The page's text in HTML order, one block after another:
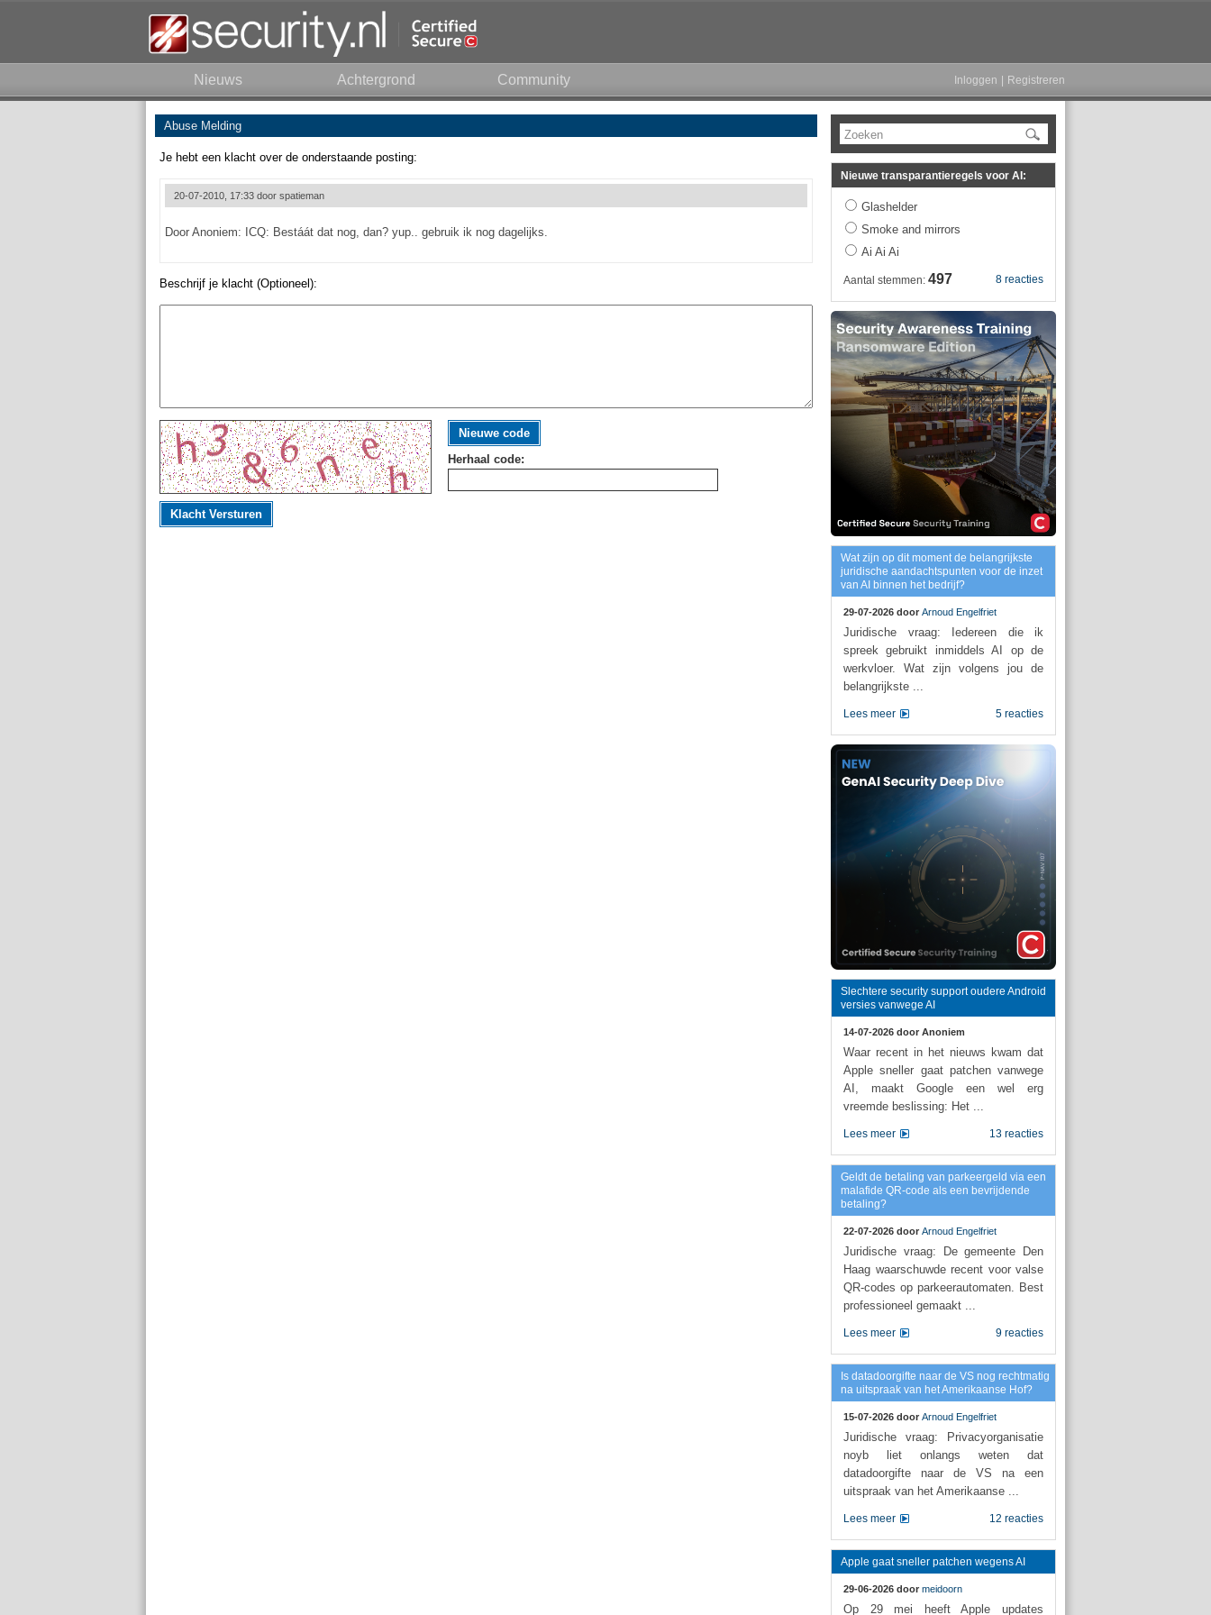
Nieuws Achtergrond Community Inloggen Registreren
Abuse Melding
Je hebt een klacht over de onderstaande posting:
20-07-2010, 17:33 door spatieman
Door Anoniem: ICQ: Bestáát dat nog, dan? yup.. gebruik ik nog dagelijks.
Beschrijf je klacht (Optioneel):
Nieuwe code
Herhaal code:
Klacht Versturen
Zoeken
Nieuwe transparantieregels voor AI:
Glashelder
Smoke and mirrors
Ai Ai Ai
8 reacties
Aantal stemmen: 497
Wat zijn op dit moment de belangrijkste
juridische aandachtspunten voor de inzet
van AI binnen het bedrijf?
29-07-2026 door Arnoud Engelfriet
Juridische vraag: Iedereen die ik
spreek gebruikt inmiddels AI op de
werkvloer. Wat zijn volgens jou de
belangrijkste ...
5 reacties
Lees meer
Slechtere security support oudere Android
versies vanwege AI
14-07-2026 door Anoniem
Waar recent in het nieuws kwam dat
Apple sneller gaat patchen vanwege
AI, maakt Google een wel erg
vreemde beslissing: Het ...
13 reacties
Lees meer
Geldt de betaling van parkeergeld via een
malafide QR-code als een bevrijdende
betaling?
22-07-2026 door Arnoud Engelfriet
Juridische vraag: De gemeente Den
Haag waarschuwde recent voor valse
QR-codes op parkeerautomaten. Best
professioneel gemaakt ...
9 reacties
Lees meer
Is datadoorgifte naar de VS nog rechtmatig
na uitspraak van het Amerikaanse Hof?
15-07-2026 door Arnoud Engelfriet
Juridische vraag: Privacyorganisatie
noyb liet onlangs weten dat
datadoorgifte naar de VS na een
uitspraak van het Amerikaanse ...
12 reacties
Lees meer
Apple gaat sneller patchen wegens AI
29-06-2026 door meidoorn
Op 29 mei heeft Apple updates